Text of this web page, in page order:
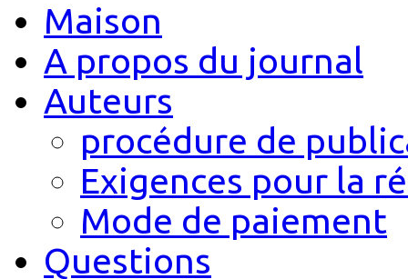
Maison
A propos du journal
Auteurs
procédure de
Exigences pour la
Mode de paiement
Questions